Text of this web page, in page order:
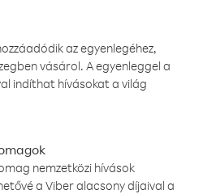
az egyenlegéhez,
vásárol. A egyenleggel a
indíthat hívásokat a világ
nemzetközi hívások
a Viber alacsony díjaival a